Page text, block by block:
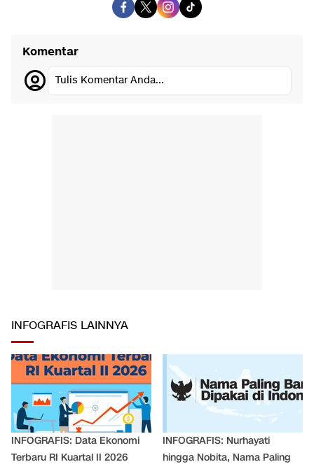
Komentar
Tulis Komentar Anda...
INFOGRAFIS LAINNYA
INFOGRAFIS: Data Ekonomi
Terbaru RI Kuartal II 2026
INFOGRAFIS: Nurhayati
hingga Nobita, Nama Paling